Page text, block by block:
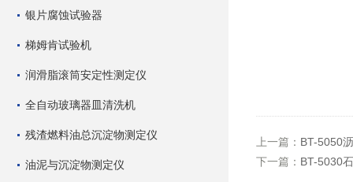
银片腐蚀试验器
梯姆肯试验机
润滑脂滚筒安定性测定仪
全自动玻璃器皿清洗机
残渣燃料油总沉淀物测定仪
油泥与沉淀物测定仪
上一篇： BT-5050
下一篇： BT-5030